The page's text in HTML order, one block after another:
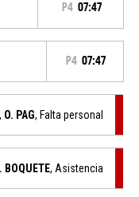
P4 07:47
P4 07:47
O. PAG, Falta personal
BOQUETE, Asistencia